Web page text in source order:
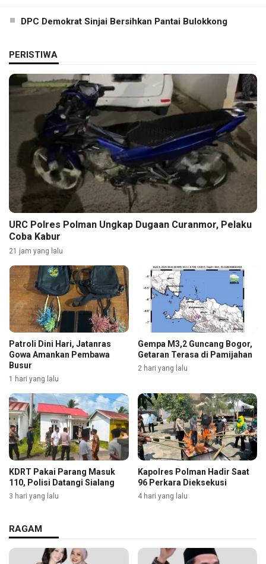
DPC Demokrat Sinjai Bersihkan Pantai Bulokkong
PERISTIWA
URC Polres Polman Ungkap Dugaan Curanmor, Pelaku
Coba Kabur
21 jam yang lalu
Patroli Dini Hari, Jatanras
Gowa Amankan Pembawa
Busur
1 hari yang lalu
Gempa M3,2 Guncang Bogor,
Getaran Terasa di Pamijahan
2 hari yang lalu
KDRT Pakai Parang Masuk
110, Polisi Datangi Sialang
3 hari yang lalu
Kapolres Polman Hadir Saat
96 Perkara Dieksekusi
4 hari yang lalu
RAGAM